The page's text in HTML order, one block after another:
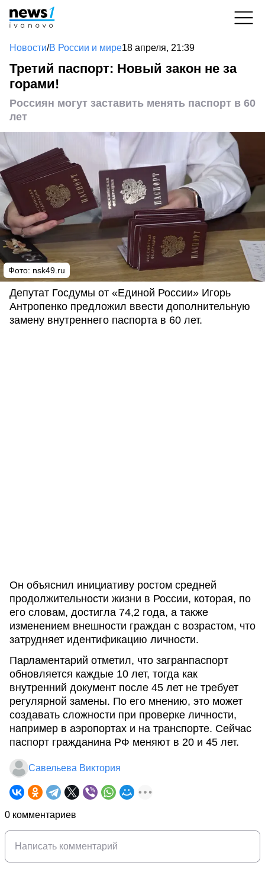
Новости/В России и мире18 апреля, 21:39
Третий паспорт: Новый закон не за
горами!
Россиян могут заставить менять паспорт в 60
лет
Фото: nsk49.ru
Депутат Госдумы от «Единой России» Игорь
Антропенко предложил ввести дополнительную
замену внутреннего паспорта в 60 лет.
Он объяснил инициативу ростом средней
продолжительности жизни в России, которая, по
его словам, достигла 74,2 года, а также
изменением внешности граждан с возрастом, что
затрудняет идентификацию личности.
Парламентарий отметил, что загранпаспорт
обновляется каждые 10 лет, тогда как
внутренний документ после 45 лет не требует
регулярной замены. По его мнению, это может
создавать сложности при проверке личности,
например в аэропортах и на транспорте. Сейчас
паспорт гражданина РФ меняют в 20 и 45 лет.
Савельева Виктория
0 комментариев